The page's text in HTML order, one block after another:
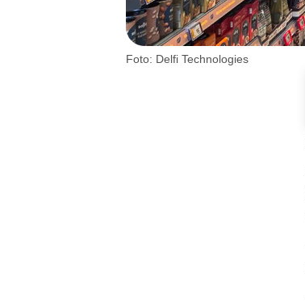
Foto: Delfi Technologies